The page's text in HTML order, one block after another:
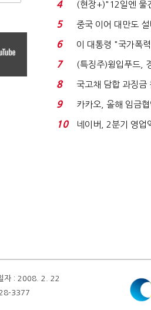
4
(현장+)"12일엔 물
빈 매대 채우며 문
5
중국 이어 대만도
국전쟁’
6
이 대통령 "국가폭
적극적 조사로 진...
7
(특징주)윙입푸드,
지에 상한가...
8
국고채 담합 과징
금 폭탄' 우려...
9
카카오, 올해 임금
6.3% 인상·격려...
10
네이버, 2분기 영
자 : 2008. 2. 22
3377